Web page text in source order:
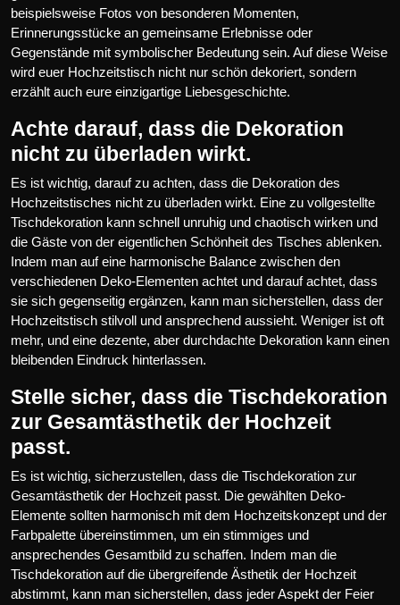
beispielsweise Fotos von besonderen Momenten,
Erinnerungsstücke an gemeinsame Erlebnisse oder
Gegenstände mit symbolischer Bedeutung sein. Auf diese Weise
wird euer Hochzeitstisch nicht nur schön dekoriert, sondern
erzählt auch eure einzigartige Liebesgeschichte.
Achte darauf, dass die Dekoration
nicht zu überladen wirkt.
Es ist wichtig, darauf zu achten, dass die Dekoration des
Hochzeitstisches nicht zu überladen wirkt. Eine zu vollgestellte
Tischdekoration kann schnell unruhig und chaotisch wirken und
die Gäste von der eigentlichen Schönheit des Tisches ablenken.
Indem man auf eine harmonische Balance zwischen den
verschiedenen Deko-Elementen achtet und darauf achtet, dass
sie sich gegenseitig ergänzen, kann man sicherstellen, dass der
Hochzeitstisch stilvoll und ansprechend aussieht. Weniger ist oft
mehr, und eine dezente, aber durchdachte Dekoration kann einen
bleibenden Eindruck hinterlassen.
Stelle sicher, dass die Tischdekoration
zur Gesamtästhetik der Hochzeit
passt.
Es ist wichtig, sicherzustellen, dass die Tischdekoration zur
Gesamtästhetik der Hochzeit passt. Die gewählten Deko-
Elemente sollten harmonisch mit dem Hochzeitskonzept und der
Farbpalette übereinstimmen, um ein stimmiges und
ansprechendes Gesamtbild zu schaffen. Indem man die
Tischdekoration auf die übergreifende Ästhetik der Hochzeit
abstimmt, kann man sicherstellen, dass jeder Aspekt der Feier